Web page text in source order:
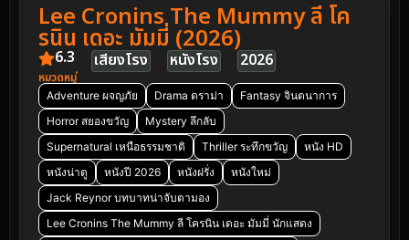
Lee Cronins The Mummy ลี โค
รนิน เดอะ มัมมี่ (2026)
6.3 เสียงโรง หนังโรง 2026
หมวดหมู่
Adventure ผจญภัย Drama ดราม่า
Fantasy จินตนาการ
Horror สยองขวัญ
Mystery ลึกลับ
Supernatural เหนือธรรมชาติ
Thriller ระทึกขวัญ
หนัง HD
หนังน่าดู
หนังปี 2026 หนังฝรั่ง
หนังใหม่
Jack Reynor บทบาทน่าจับตามอง
Lee Cronins The Mummy ลี โครนิน เดอะ มัมมี่ นักแสดง